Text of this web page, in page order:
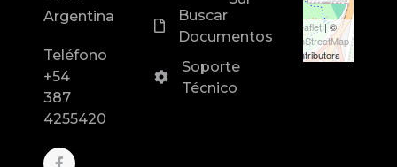
Argentina
Teléfono
+54
387
4255420
Buscar
Documentos
Soporte
Técnico
Leaflet| ©
OpenStreetMap
contributors